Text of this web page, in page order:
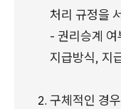
처리 규정을
- 권리승계
지급방식, 지
구체적인 경